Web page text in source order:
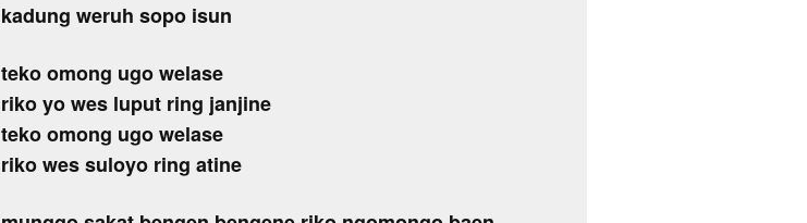
kadung weruh sopo isun
teko omong ugo welase
riko yo wes luput ring janjine
teko omong ugo welase
riko wes suloyo ring atine